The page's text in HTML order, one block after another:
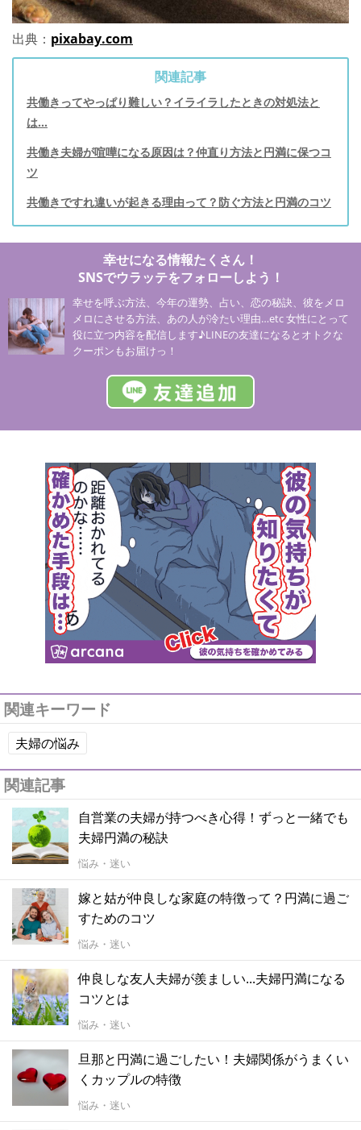
出典： pixabay.com
関連記事
共働きってやっぱり難しい？イライラしたときの対処法と
は…
共働き夫婦が喧嘩になる原因は？仲直り方法と円満に保つコ
ツ
共働きですれ違いが起きる理由って？防ぐ方法と円満のコツ
幸せになる情報たくさん！
SNSでウラッテをフォローしよう！
幸せを呼ぶ方法、今年の運勢、占い、恋の秘訣、彼をメロ
メロにさせる方法、あの人が冷たい理由…etc 女性にとって
役に立つ内容を配信します♪LINEの友達になるとオトクな
クーポンもお届けっ！
関連キーワード
夫婦の悩み
関連記事
自営業の夫婦が持つべき心得！ずっと一緒でも
夫婦円満の秘訣
悩み・迷い
嫁と姑が仲良しな家庭の特徴って？円満に過ご
すためのコツ
悩み・迷い
仲良しな友人夫婦が羨ましい...夫婦円満になる
コツとは
悩み・迷い
旦那と円満に過ごしたい！夫婦関係がうまくい
くカップルの特徴
悩み・迷い